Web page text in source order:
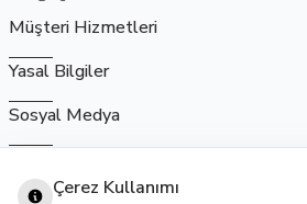
Müşteri Hizmetleri
Yasal Bilgiler
Sosyal Medya
Çerez Kullanımı